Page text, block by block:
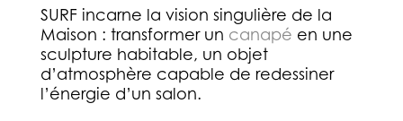
SURF incarne la vision singulière de la
Maison : transformer un canapé en une
sculpture habitable, un objet
d’atmosphère capable de redessiner
l’énergie d’un salon.